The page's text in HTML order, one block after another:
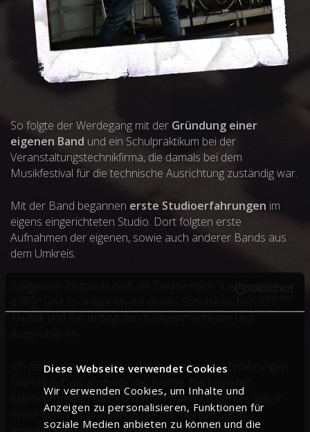
Diese Webseite verwendet Cookies
Wir verwenden Cookies, um Inhalte und
Anzeigen zu personalisieren, Funktionen für
soziale Medien anbieten zu können und die
So folgte der Werdegang mit der Gründung einer
eigenen Bandund ein Schulpraktikum bei der
Veranstaltungstechnikfirma, die damals bei dem
Musikfestival für die technische Ausrichtung zuständig war.
Mit der Band begannen erste Studioerfahrungen im
eigens eingerichteten Studio. Dort folgten erste
Aufnahmen der eigenen, sowie auch anderer Bands aus
dem Umkreis.
Ich sammelte auf diesem Wege ergänzende Erfahrungen
Jugendprojekten und Konzerten stand ich bereits selbst
hinter dem Pult und versuchte mit meinem selbst